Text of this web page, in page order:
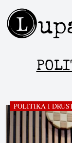
L
POLITIKA I